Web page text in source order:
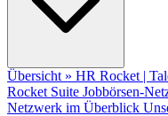
Übersicht » HR Rocket |
Rocket Suite Jobbörsen-
Netzwerk im Überblick